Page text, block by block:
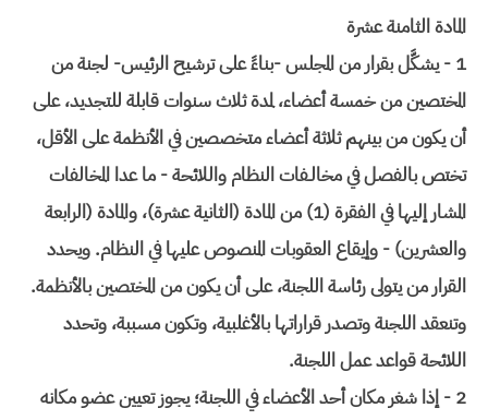
المادة الثامنة عشرة
1 - يشكَّل بقرار من المجلس -بناءً على ترشيح الرئيس- لجنة من
المختصين من خمسة أعضاء، لمدة ثلاث سنوات قابلة للتجديد، على
أن يكون من بينهم ثلاثة أعضاء متخصصين في الأنظمة على الأقل،
تختص بالفصل في مخالـفات النظام واللائحة - ما عدا المخالفات
المشار إليها في الفقرة (1) من المادة (الثانية عشرة)، والمادة (الرابعة
والعشرين) - وإيقاع العقوبات المنصوص عليها في النظام. ويحدد
القرار من يتولى رئاسة اللجنة، على أن يكون من المختصين بالأنظمة.
وتنعقد اللجنة وتصدر قراراتها بالأغلبية، وتكون مسببة، وتحدد
اللائحة قواعد عمل اللجنة.
2 - إذا شغر مكان أحد الأعضاء في اللجنة؛ يجوز تعيين عضو مكانه